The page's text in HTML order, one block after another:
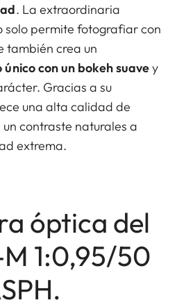
. La extraordinaria
solo permite fotografiar con
también crea un
con un bokeh suavey
Gracias a su
una alta calidad de
contraste naturales a
extrema.
óptica del
1:0,95/50